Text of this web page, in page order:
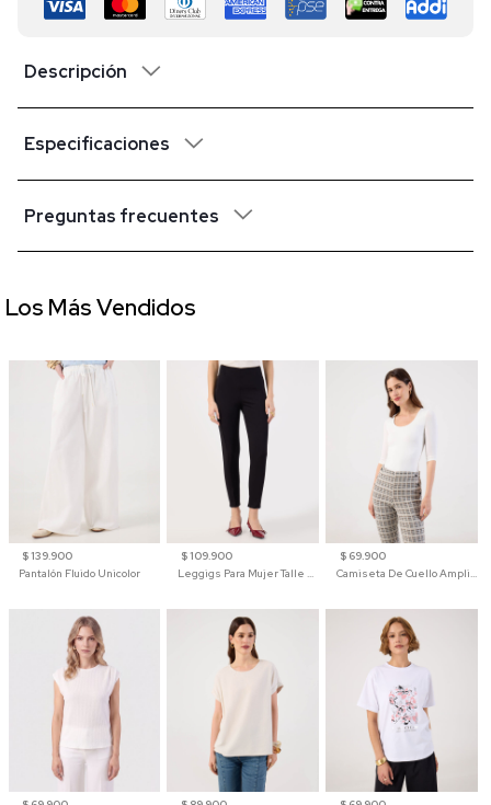
Descripción
Especificaciones
Preguntas frecuentes
$ 139.900
Pantalón Fluido Unicolor
$ 109.900
Leggigs Para Mujer Talle Alto Liso
$ 69.900
Camiseta De Cuello Amplio Y Manga 3/4 Para Mujer
Los Más Vendidos